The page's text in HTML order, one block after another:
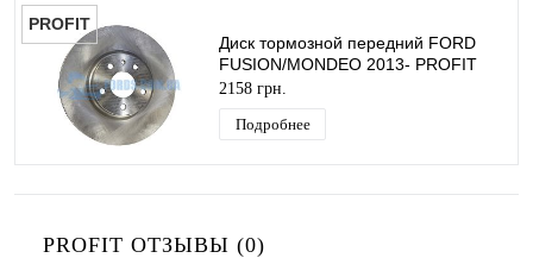
PROFIT
Диск тормозной передний FORD
FUSION/MONDEO 2013- PROFIT
2158 грн.
Подробнее
PROFIT ОТЗЫВЫ (0)